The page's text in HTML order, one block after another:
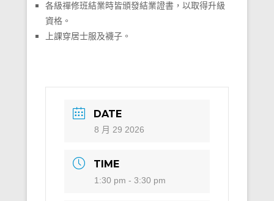
各級禪修班結業時皆頒發結業證書，以取得升級
資格。
上課穿居士服及襪子。
DATE
8 月 29 2026
TIME
1:30 pm - 3:30 pm